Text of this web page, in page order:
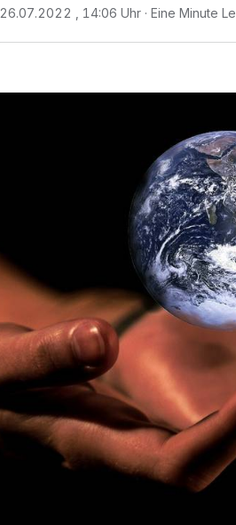
26.07.2022 , 14:06 Uhr Eine Minute